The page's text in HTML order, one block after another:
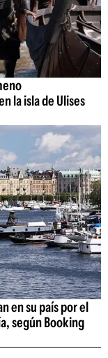
la isla de Ulises
en su país por el
según Booking